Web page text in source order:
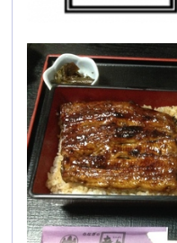
本日は静岡の新しいう
今月３匹目のうなぎは静
ぎ屋「瞬」にていただき